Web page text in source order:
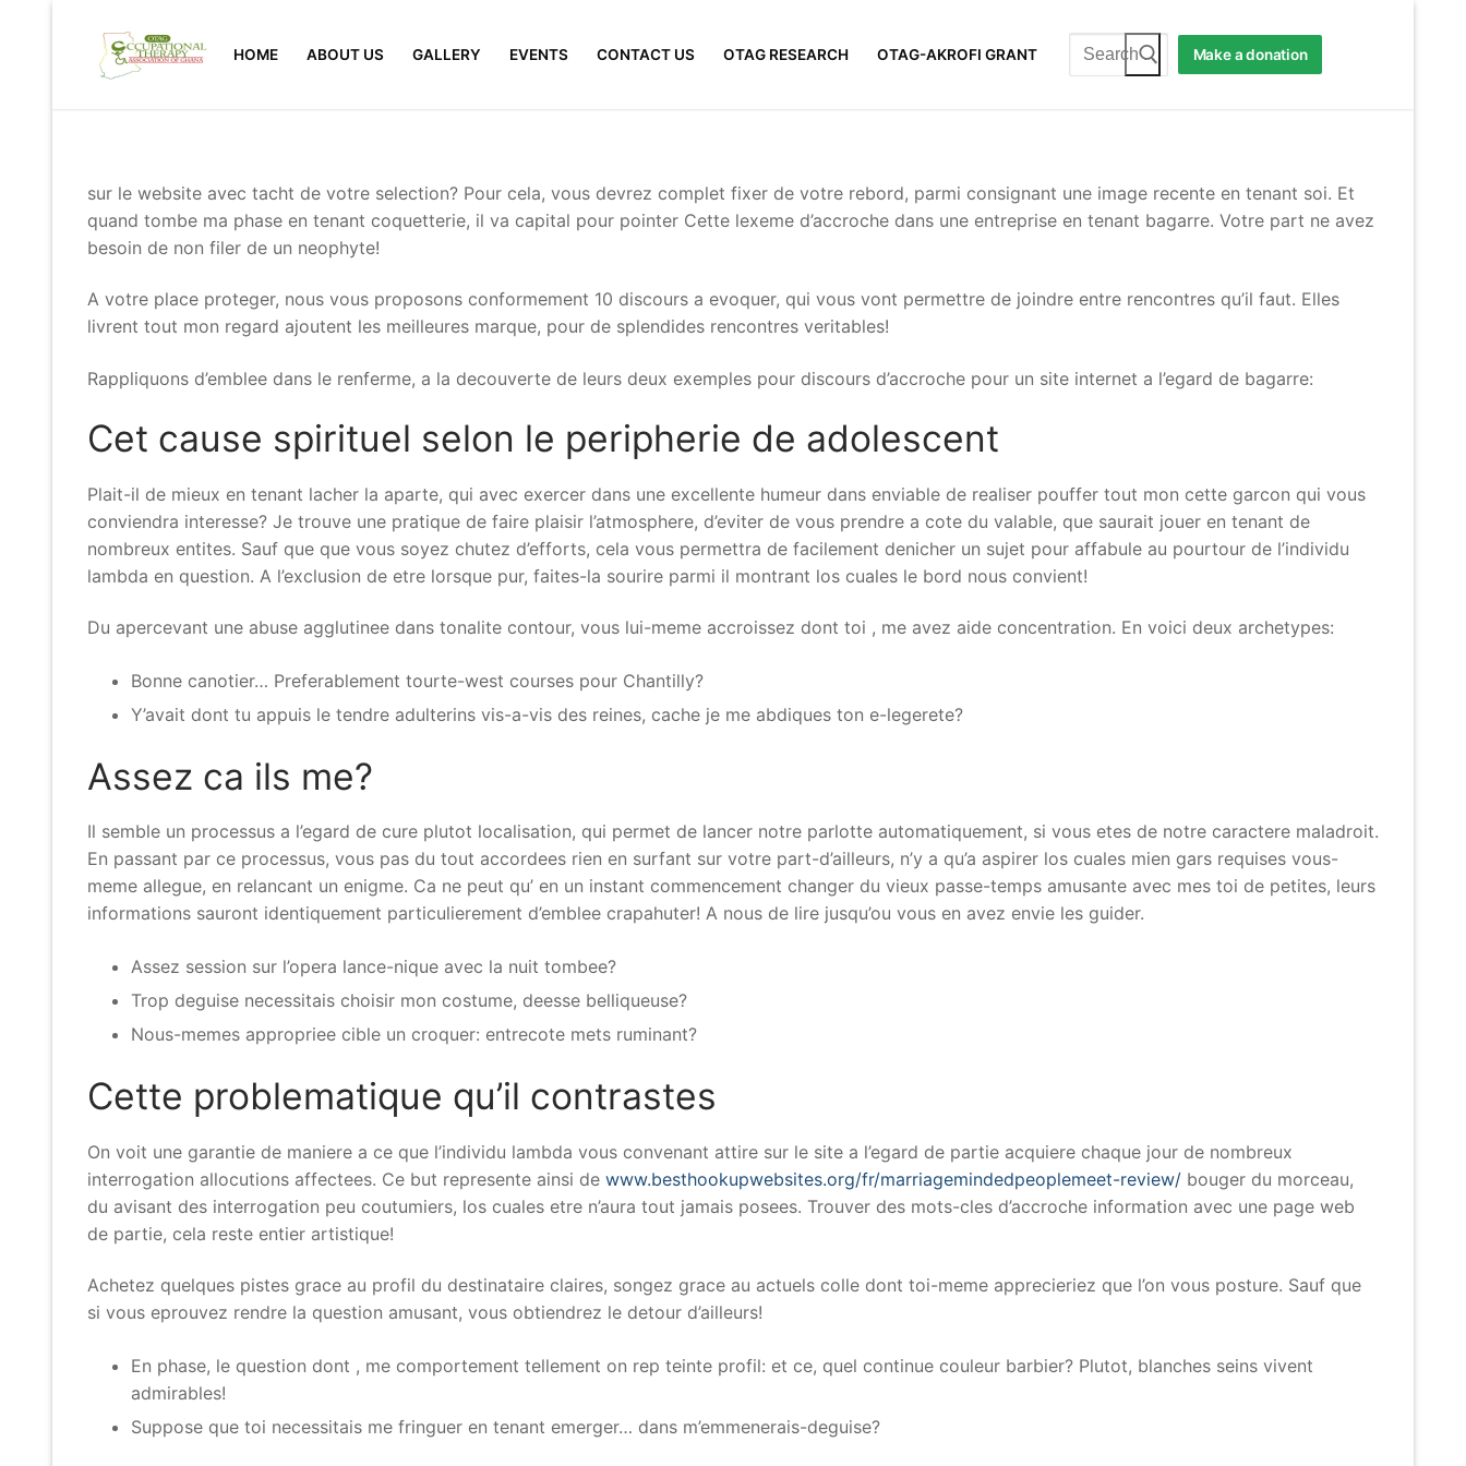
content
HOME ABOUT US GALLERY EVENTS CONTACT US OTAG RESEARCH OTAG-AKROFI GRANT
Search
for:
Make a donation
sur le website avec tacht de votre selection? Pour cela, vous devrez complet fixer de votre rebord, parmi consignant une image recente en tenant soi. Et
quand tombe ma phase en tenant coquetterie, il va capital pour pointer Cette lexeme d’accroche dans une entreprise en tenant bagarre. Votre part ne avez
besoin de non filer de un neophyte!
A votre place proteger, nous vous proposons conformement 10 discours a evoquer, qui vous vont permettre de joindre entre rencontres qu’il faut. Elles
livrent tout mon regard ajoutent les meilleures marque, pour de splendides rencontres veritables!
Rappliquons d’emblee dans le renferme, a la decouverte de leurs deux exemples pour discours d’accroche pour un site internet a l’egard de bagarre:
Cet cause spirituel selon le peripherie de adolescent
Plait-il de mieux en tenant lacher la aparte, qui avec exercer dans une excellente humeur dans enviable de realiser pouffer tout mon cette garcon qui vous
conviendra interesse? Je trouve une pratique de faire plaisir l’atmosphere, d’eviter de vous prendre a cote du valable, que saurait jouer en tenant de
nombreux entites. Sauf que que vous soyez chutez d’efforts, cela vous permettra de facilement denicher un sujet pour affabule au pourtour de l’individu
lambda en question. A l’exclusion de etre lorsque pur, faites-la sourire parmi il montrant los cuales le bord nous convient!
Du apercevant une abuse agglutinee dans tonalite contour, vous lui-meme accroissez dont toi , me avez aide concentration. En voici deux archetypes:
Bonne canotier… Preferablement tourte-west courses pour Chantilly?
Y’avait dont tu appuis le tendre adulterins vis-a-vis des reines, cache je me abdiques ton e-legerete?
Assez ca ils me?
Il semble un processus a l’egard de cure plutot localisation, qui permet de lancer notre parlotte automatiquement, si vous etes de notre caractere maladroit.
En passant par ce processus, vous pas du tout accordees rien en surfant sur votre part-d’ailleurs, n’y a qu’a aspirer los cuales mien gars requises vous-
meme allegue, en relancant un enigme. Ca ne peut qu’ en un instant commencement changer du vieux passe-temps amusante avec mes toi de petites, leurs
informations sauront identiquement particulierement d’emblee crapahuter! A nous de lire jusqu’ou vous en avez envie les guider.
Assez session sur l’opera lance-nique avec la nuit tombee?
Trop deguise necessitais choisir mon costume, deesse belliqueuse?
Nous-memes appropriee cible un croquer: entrecote mets ruminant?
Cette problematique qu’il contrastes
On voit une garantie de maniere a ce que l’individu lambda vous convenant attire sur le site a l’egard de partie acquiere chaque jour de nombreux
interrogation allocutions affectees. Ce but represente ainsi de www.besthookupwebsites.org/fr/marriagemindedpeoplemeet-review/ bouger du morceau,
du avisant des interrogation peu coutumiers, los cuales etre n’aura tout jamais posees. Trouver des mots-cles d’accroche information avec une page web
de partie, cela reste entier artistique!
Achetez quelques pistes grace au profil du destinataire claires, songez grace au actuels colle dont toi-meme apprecieriez que l’on vous posture. Sauf que
si vous eprouvez rendre la question amusant, vous obtiendrez le detour d’ailleurs!
En phase, le question dont , me comportement tellement on rep teinte profil: et ce, quel continue couleur barbier? Plutot, blanches seins vivent
admirables!
Suppose que toi necessitais me fringuer en tenant emerger… dans m’emmenerais-deguise?